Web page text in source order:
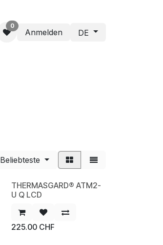
0
Anmelden DE
Beliebteste
NEW
THERMASGARD® ATM2-
U Q LCD
225.00CHF